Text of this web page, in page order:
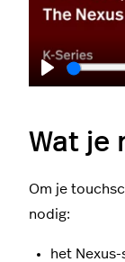
Play
Wat je
Om je
nodig:
het